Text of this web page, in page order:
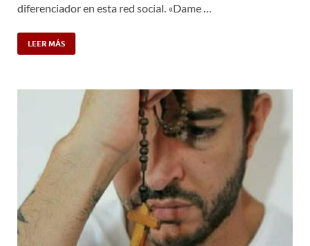
diferenciador en esta red social. «Dame …
LEER MÁS